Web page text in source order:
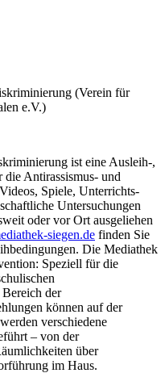
(Verein für
e.V.)
ist eine Ausleih-,
Antirassismus- und
Spiele, Unterrichts-
Untersuchungen
oder vor Ort ausgeliehen
siegen.de finden Sie
Die Mediathek
Speziell für die
der
können auf der
verschiedene
– von der
über
im Haus.